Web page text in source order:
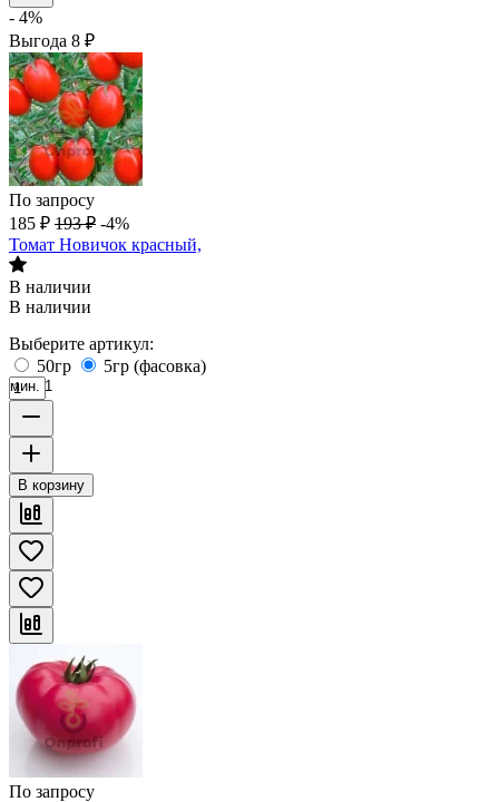
- 4%
Выгода 8 ₽
По запросу
185 ₽ 193 ₽ -4%
Томат Новичок красный,
В наличии
В наличии
Выберите артикул:
50гр
5гр (фасовка)
мин. 1
В корзину
По запросу